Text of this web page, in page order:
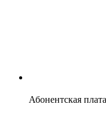
Абонентская плата